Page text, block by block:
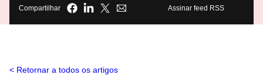
Compartilhar Assinar feed RSS
Retornar a todos os artigos